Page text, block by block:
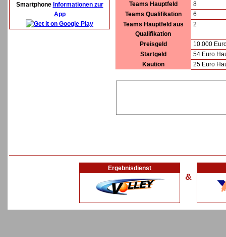
Smartphone Informationen zur
App
Teams Hauptfeld
8
Teams Qualifikation
6
Teams Hauptfeld aus
Qualifikation
2
Preisgeld
10.000
Startgeld
54 Euro
Kaution
25 Euro
Ergebnisdienst
&